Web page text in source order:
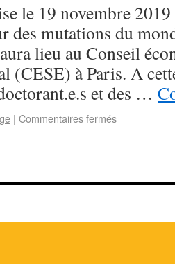
le 19 novembre
des mutations du
lieu au Conseil
(CESE) à Paris. A
et des …
| Commentaires fermés